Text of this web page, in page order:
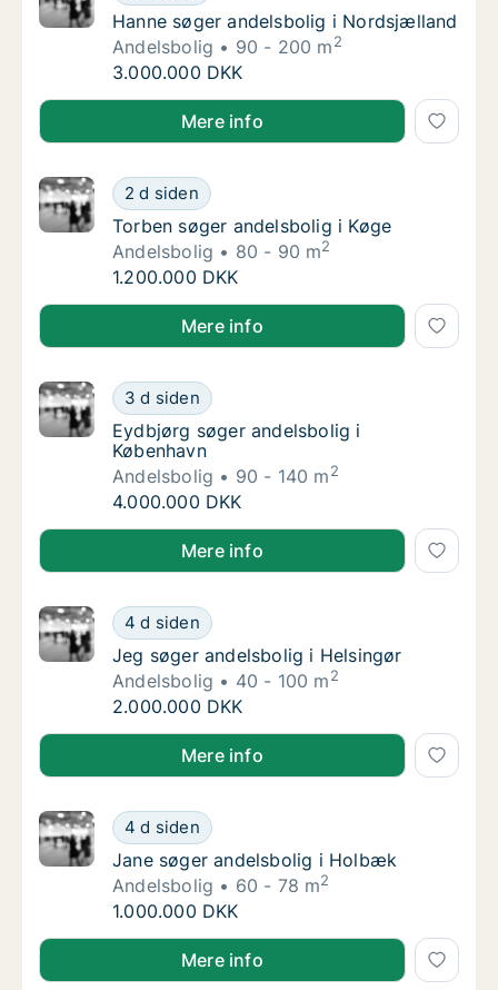
Hanne søger andelsbolig i Nordsjælland
Hanne søger andelsbolig i Nordsjælland
Andelsbolig
90 - 200 m2
Hanne søger andelsbolig i Nordsjælland
3.000.000 DKK
Hanne søger andelsbolig i Nordsjælland
Mere info
Torben søger andelsbolig i Køge
2 d siden
Torben søger andelsbolig i Køge
Torben søger andelsbolig i Køge
Andelsbolig
80 - 90 m2
Torben søger andelsbolig i Køge
1.200.000 DKK
Torben søger andelsbolig i Køge
Mere info
Eydbjørg søger andelsbolig i København
3 d siden
Eydbjørg søger andelsbolig i København
Eydbjørg søger andelsbolig i
København
Andelsbolig
90 - 140 m2
Eydbjørg søger andelsbolig i København
4.000.000 DKK
Eydbjørg søger andelsbolig i København
Mere info
Jeg søger andelsbolig i Helsingør
4 d siden
Jeg søger andelsbolig i Helsingør
Jeg søger andelsbolig i Helsingør
Andelsbolig
40 - 100 m2
Jeg søger andelsbolig i Helsingør
2.000.000 DKK
Jeg søger andelsbolig i Helsingør
Mere info
Jane søger andelsbolig i Holbæk
4 d siden
Jane søger andelsbolig i Holbæk
Jane søger andelsbolig i Holbæk
Andelsbolig
60 - 78 m2
Jane søger andelsbolig i Holbæk
1.000.000 DKK
Jane søger andelsbolig i Holbæk
Mere info